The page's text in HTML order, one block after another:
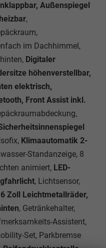
Außenspiegel
,
im Dachhimmel,
Digitaler
höhenverstellbar,
elektrisch,
Front Assist inkl.
Klimaautomatik 2-
Standanzeige, 8
animiert, LED-
, Lichtsensor,
Zoll Leichtmetallräder,
, Getränkehalter,
Assistent,
Set, Parkbremse